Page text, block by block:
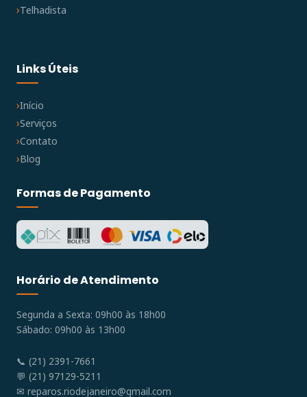
Telhadista
Links Úteis
Início
Serviços
Contato
Blog
Formas de Pagamento
Horário de Atendimento
Segunda a Sexta: 09h00 às 18h00
Sábado: 09h00 às 13h00
📞 (21) 2391-7661
💬 (21) 97129-5211
✉ reparos.riodejaneiro@gmail.com